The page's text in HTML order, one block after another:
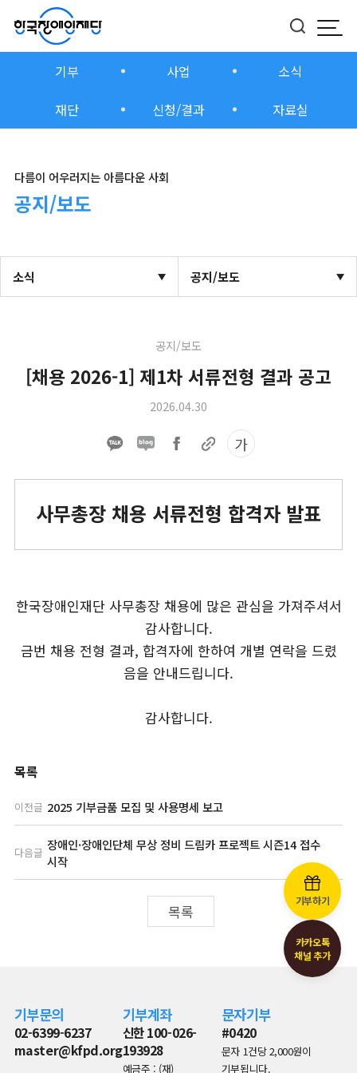
모
버튼
기부 사업
소식
재단
신청/결과 자료실
다름이 어우러지는 아름다운 사회
공지/보도
소식 공지/보도
공지/보도
[채용 2026-1] 제1차 서류전형 결과 공고
2026.04.30
가
사무총장 채용 서류전형 합격자 발표
한국장애인재단 사무총장 채용에 많은 관심을 가져주셔서
감사합니다.
금번 채용 전형 결과, 합격자에 한하여 개별 연락을 드렸
음을 안내드립니다.
감사합니다.
목록
이전글 2025 기부금품 모집 및 사용명세 보고
다음글 장애인·장애인단체 무상 정비 드림카 프로젝트 시즌14 접수
시작
목록
기부하기
카카오톡
채널 추가
기부문의
02-6399-6237
master@kfpd.org
기부계좌
신한 100-026-
193928
예금주 : (재)
문자기부
#0420
문자 1건당 2,000원이
기부됩니다.